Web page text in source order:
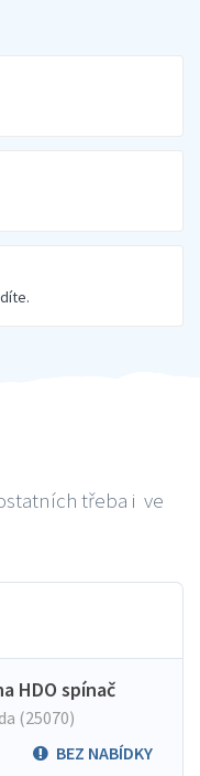
třeba i ve
HDO spínač
(25070)
BEZ NABÍDKY